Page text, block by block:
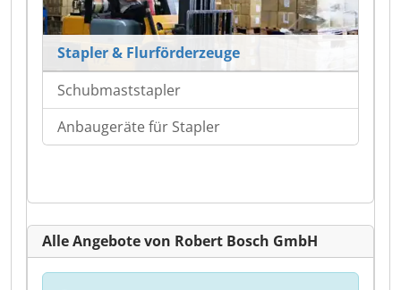
Stapler & Flurförderzeuge
Schubmaststapler
Anbaugeräte für Stapler
Alle Angebote von Robert Bosch GmbH